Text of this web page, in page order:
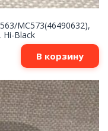
MC573(46490632),
Hi-Black
В корзину